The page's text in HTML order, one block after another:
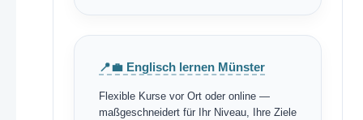
📍💼 Englisch lernen Münster
Flexible Kurse vor Ort oder online —
maßgeschneidert für Ihr Niveau, Ihre Ziele